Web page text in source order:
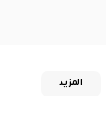
المزيد